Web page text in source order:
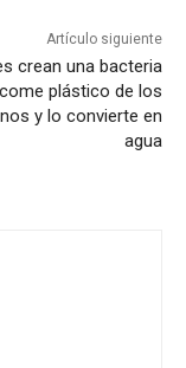
Artículo siguiente
crean una bacteria
plástico de los
y lo convierte en
agua